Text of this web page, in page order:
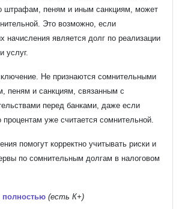
штрафам, пеням и иным санкциям, может
Это возможно, если
начисления является долг по реализации
услуг.
Не признаются сомнительными
пеням и санкциям, связанным с
перед банками, даже если
уже считается сомнительной.
помогут корректно учитывать риски и
по сомнительным долгам в налоговом
полностью (есть К+)